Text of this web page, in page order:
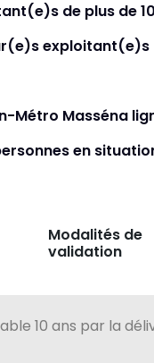
de plus de
exploitant(e)s
Métro Masséna
en
Modalités de
validation
10 ans par la